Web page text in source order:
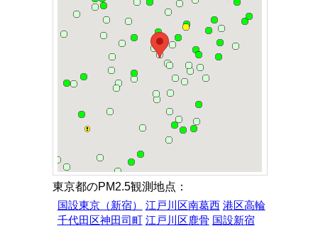
東京都のPM2.5観測地点：
国設東京（新宿） 江戸川区南葛西 港区高輪
千代田区神田司町 江戸川区鹿骨 国設新宿